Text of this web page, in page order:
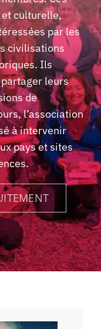
culturelle,
par les
civilisations
Ils
leurs
de
l’association
à intervenir
pays et sites